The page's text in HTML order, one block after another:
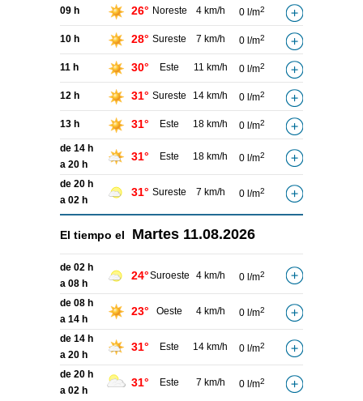
09 h 26° Noreste 4 km/h 0 l/m2
10 h 28° Sureste 7 km/h 0 l/m2
11 h 30° Este 11 km/h 0 l/m2
12 h 31° Sureste 14 km/h 0 l/m2
13 h 31° Este 18 km/h 0 l/m2
de 14 h
a 20 h
31° Este 18 km/h 0 l/m2
de 20 h
a 02 h
31° Sureste 7 km/h 0 l/m2
El tiempo el Martes 11.08.2026
de 02 h
a 08 h
24°Suroeste 4 km/h 0 l/m2
de 08 h
a 14 h
23° Oeste 4 km/h 0 l/m2
de 14 h
a 20 h
31° Este 14 km/h 0 l/m2
de 20 h
a 02 h
31° Este 7 km/h 0 l/m2